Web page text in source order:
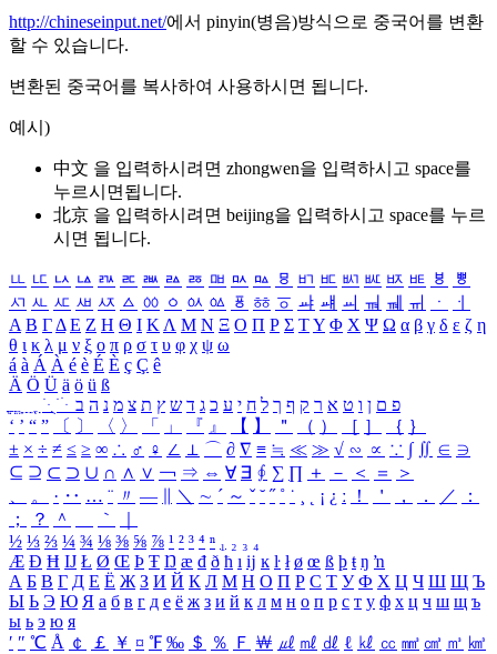
http://chineseinput.net/에서 pinyin(병음)방식으로 중국어를 변환
할 수 있습니다.
변환된 중국어를 복사하여 사용하시면 됩니다.
예시)
中文 을 입력하시려면 zhongwen을 입력하시고 space를
누르시면됩니다.
北京 을 입력하시려면 beijing을 입력하시고 space를 누르
시면 됩니다.
ㅥ ㅦ ㅧ ㅨ ㅩ ㅪ ㅫ ㅬ ㅭ ㅮ ㅯ ㅰ ㅱ ㅲ ㅳ ㅴ ㅵ ㅶ ㅷ ㅸ
ㅹ
ㅺ ㅻ ㅼ ㅽ ㅾ ㅿ ㆀ ㆁ ㆂ ㆃ ㆄ ㆅ ㆆ ㆇ ㆈ ㆉ ㆊ ㆋ ㆌ ㆍ
ㆎ
Α Β ΓΔ Ε Ζ Η Θ Ι ΚΛ Μ Ν Ξ Ο Π Ρ Σ ΤΥ Φ Χ Ψ Ω α β γ δ ε ζ η
θ ι κ λ μ ν ξ ο π ρ σ τ υ φ χ ψ ω
á à Á À é è É È ç Ç ê
Ä Ö Ü ä ö ü ß
ִֶֹ ֻּ ׁׂ פ ם ן ו ט א ר ק ף ך ל ח י ע כ ג ד ש ץ ת צ מ נ ה ב
‘ ’ “ ” 〔 〕 〈 〉 「 」 『 』 【 】 ＂ （ ） ［ ］ ｛ ｝
± × ÷ ≠ ≤ ≥ ∞ ∴ ♂ ♀ ∠ ⊥ ⌒ ∂ ∇ ≡ ≒ ≪ ≫ √ ∽ ∝ ∵ ∫ ∬ ∈ ∋
⊆ ⊇ ⊂ ⊃ ∪ ∩ ∧ ∨ ￢ ⇒ ⇔ ∀ ∃ ∮ ∑ ∏ ＋ － ＜ ＝
＞
、
。 · ‥ … ¨ 〃 ― ＼ ∼ ´ ～ ˇ ˘ ˝ ˚ ˙ ¸ ¡ ¿ ː ！ ＇ ， ． ／
：
；
？ ＾ ｀
½ ⅓ ⅔ ¼ ¾ ⅛ ⅜ ⅝ ⅞ ¹ ² ³ ⁴ ⁿ ₁ ₂ ₃ ₄
Æ Ð Ħ Ĳ Ł Ø Œ Þ Ŧ Ŋ æ đ ð ħ ı ĳ ĸ ŀ ł ø œ ß þ ŧ ŋ ŉ
А Б В Г Д Е Ё Ж З И Й К Л М Н О П Р С Т У Ф Х Ц Ч Ш Щ Ъ
Ы Ь Э Ю Я а б в г д е ё ж з и й к л м н о п р с т у ф х ц ч ш щ ъ
ы ь э ю я
′ ″ ℃ Å ￠ ￡ ￥ ¤ ℉ ‰ ＄ ％ Ｆ ￦ ㎕ ㎖ ㎗ ℓ ㎘ ㏄ ㎣ ㎤ ㎥ ㎦